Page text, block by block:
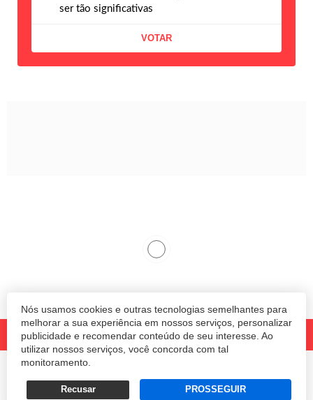
Nós usamos cookies e outras tecnologias semelhantes para
melhorar a sua experiência em nossos serviços, personalizar
publicidade e recomendar conteúdo de seu interesse. Ao
utilizar nossos serviços, você concorda com tal
monitoramento.
Recusar PROSSEGUIR
ser tão significativas
Termos e Políticas de Uso Privacidade